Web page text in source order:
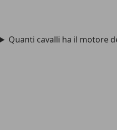
Quanti cavalli ha il motore